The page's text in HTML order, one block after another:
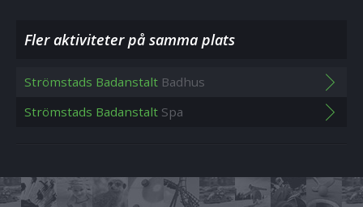
Fler aktiviteter på samma plats
Strömstads Badanstalt Badhus
Strömstads Badanstalt Spa